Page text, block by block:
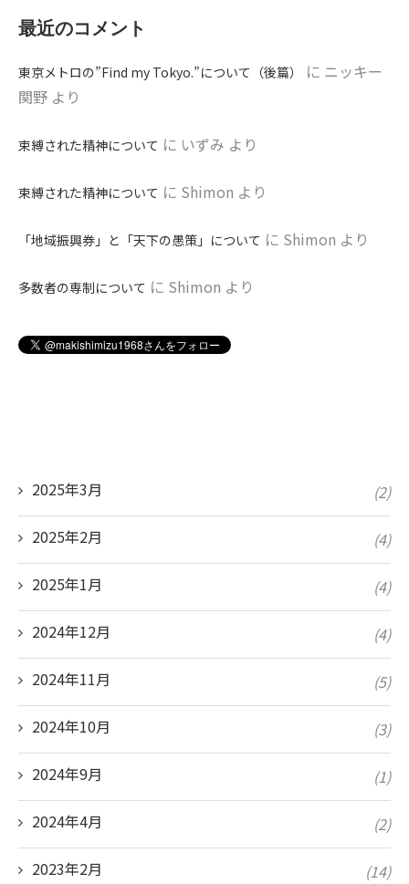
最近のコメント
東京メトロの”Find my Tokyo.”について（後篇） に ニッキー
関野 より
束縛された精神について に いずみ より
束縛された精神について に Shimon より
「地域振興券」と「天下の愚策」について に Shimon より
多数者の専制について に Shimon より
2025年3月 (2)
2025年2月 (4)
2025年1月 (4)
2024年12月 (4)
2024年11月 (5)
2024年10月 (3)
2024年9月 (1)
2024年4月 (2)
2023年2月 (14)